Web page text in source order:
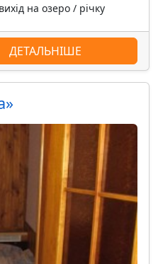
на озеро / річку
ДЕТАЛЬНІШЕ